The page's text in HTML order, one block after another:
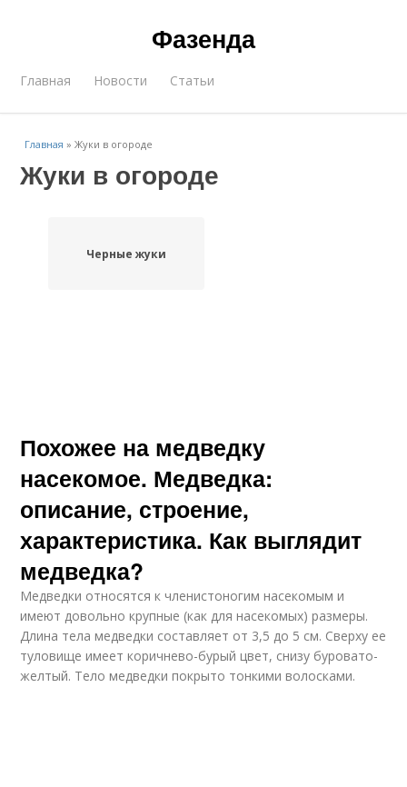
Фазенда
Главная Новости Статьи
Главная »Жуки в огороде
Жуки в огороде
Черные жуки
Похожее на медведку
насекомое. Медведка:
описание, строение,
характеристика. Как выглядит
медведка?
Медведки относятся к членистоногим насекомым и
имеют довольно крупные (как для насекомых) размеры.
Длина тела медведки составляет от 3,5 до 5 см. Сверху ее
туловище имеет коричнево-бурый цвет, снизу буровато-
желтый. Тело медведки покрыто тонкими волосками.